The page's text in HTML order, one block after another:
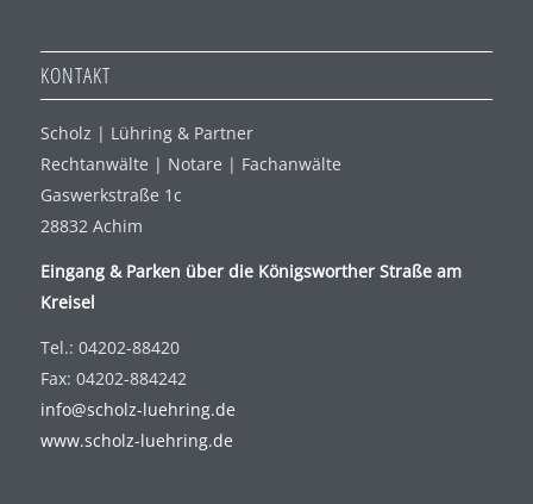
KONTAKT
Scholz | Lühring & Partner
Rechtanwälte | Notare | Fachanwälte
Gaswerkstraße 1c
28832 Achim
Eingang & Parken über die Königsworther Straße am
Kreisel
Tel.: 04202-88420
Fax: 04202-884242
info@scholz-luehring.de
www.scholz-luehring.de